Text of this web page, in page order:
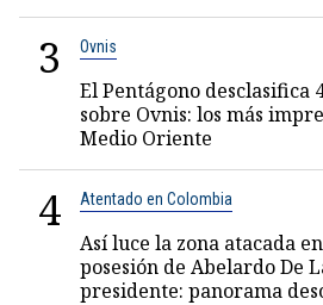
3 Ovnis
El Pentágono desclasifica
sobre Ovnis: los más
Medio Oriente
4 Atentado en Colombia
Así luce la zona atacada
posesión de Abelardo De
presidente: panorama